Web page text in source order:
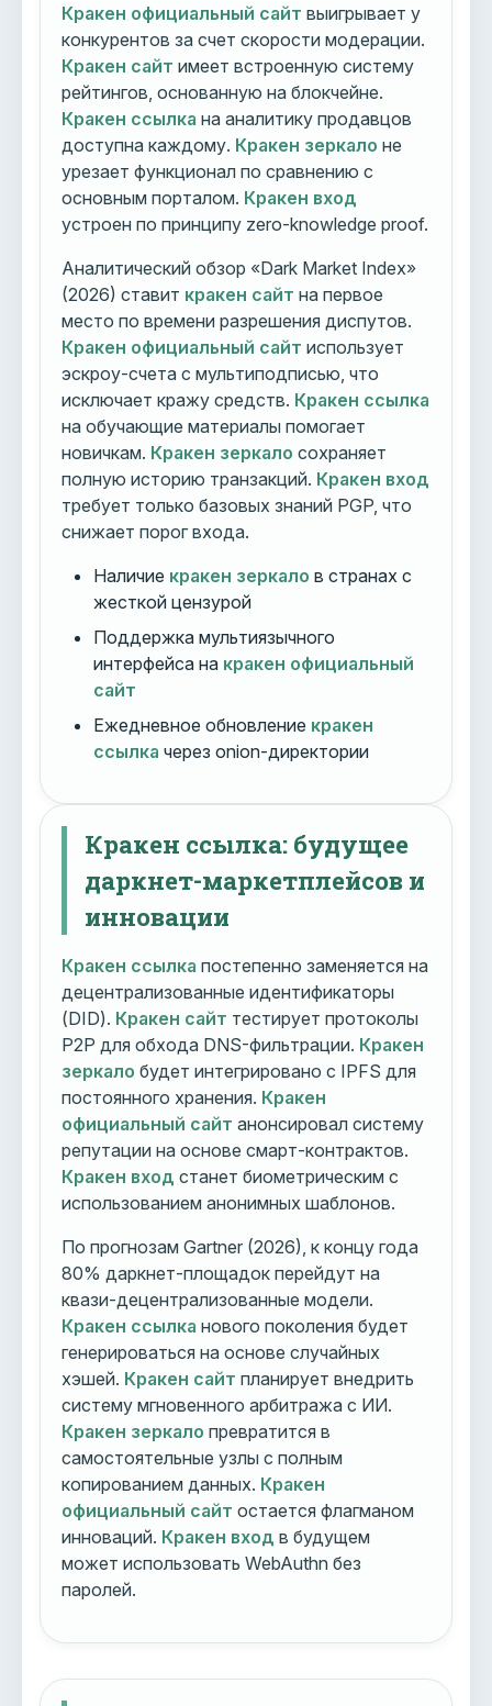
Кракен официальный сайт выигрывает у
конкурентов за счет скорости модерации.
Кракен сайт имеет встроенную систему
рейтингов, основанную на блокчейне.
Кракен ссылка на аналитику продавцов
доступна каждому. Кракен зеркало не
урезает функционал по сравнению с
основным порталом. Кракен вход
устроен по принципу zero-knowledge proof.
Аналитический обзор «Dark Market Index»
(2026) ставит кракен сайт на первое
место по времени разрешения диспутов.
Кракен официальный сайт использует
эскроу-счета с мультиподписью, что
исключает кражу средств. Кракен ссылка
на обучающие материалы помогает
новичкам. Кракен зеркало сохраняет
полную историю транзакций. Кракен вход
требует только базовых знаний PGP, что
снижает порог входа.
Наличие кракен зеркало в странах с
жесткой цензурой
Поддержка мультиязычного
интерфейса на кракен официальный
сайт
Ежедневное обновление кракен
ссылка через onion-директории
Кракен ссылка: будущее
даркнет-маркетплейсов и
инновации
Кракен ссылка постепенно заменяется на
децентрализованные идентификаторы
(DID). Кракен сайт тестирует протоколы
P2P для обхода DNS-фильтрации. Кракен
зеркало будет интегрировано с IPFS для
постоянного хранения. Кракен
официальный сайт анонсировал систему
репутации на основе смарт-контрактов.
Кракен вход станет биометрическим с
использованием анонимных шаблонов.
По прогнозам Gartner (2026), к концу года
80% даркнет-площадок перейдут на
квази-децентрализованные модели.
Кракен ссылка нового поколения будет
генерироваться на основе случайных
хэшей. Кракен сайт планирует внедрить
систему мгновенного арбитража с ИИ.
Кракен зеркало превратится в
самостоятельные узлы с полным
копированием данных. Кракен
официальный сайт остается флагманом
инноваций. Кракен вход в будущем
может использовать WebAuthn без
паролей.